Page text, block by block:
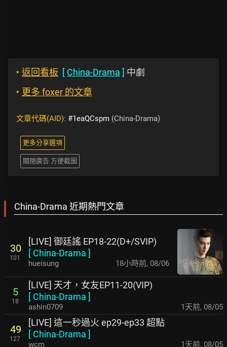
‣ 返回看板 [ China-Drama ] 中劇
‣ 更多 foxer 的文章
文章代碼(AID): #1eaQCspm (China-Drama)
更多分享選項
關閉廣告 方便截圖
China-Drama 近期熱門文章
30
101
[LIVE] 御廷謠 EP18-22(D+/SVIP)
[ China-Drama ]
hueisung 18小時前, 08/06
5
18
[LIVE] 天才，女友EP11-20(VIP)
[ China-Drama ]
ashin0709 1天前, 08/05
49
127
[LIVE] 這一秒過火 ep29-ep33 超點
[ China-Drama ]
wcm 1天前, 08/05